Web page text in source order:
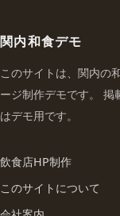
関内和食デモ
このサイトは、関内の
ージ制作デモです。 掲
はデモ用です。
飲食店HP制作
このサイトについて